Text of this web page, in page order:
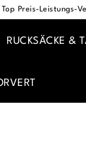
Top Preis-Leistungs-
RUCKSÄCKE &